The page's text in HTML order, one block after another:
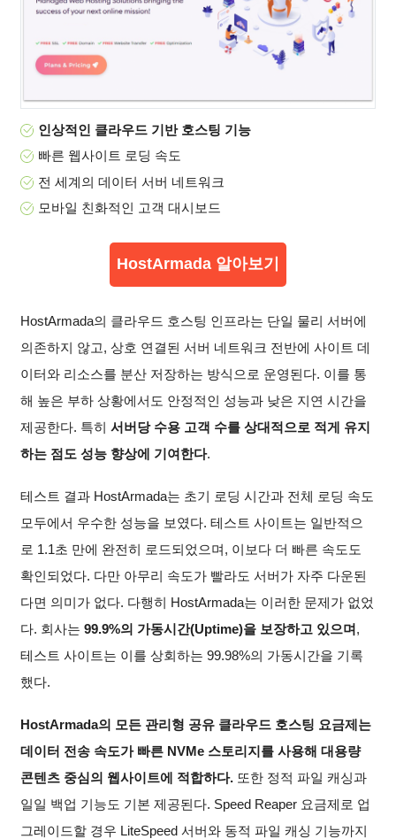
인상적인 클라우드 기반 호스팅 기능
빠른 웹사이트 로딩 속도
전 세계의 데이터 서버 네트워크
모바일 친화적인 고객 대시보드
HostArmada 알아보기
HostArmada의 클라우드 호스팅 인프라는 단일 물리 서버에
의존하지 않고, 상호 연결된 서버 네트워크 전반에 사이트 데
이터와 리소스를 분산 저장하는 방식으로 운영된다. 이를 통
해 높은 부하 상황에서도 안정적인 성능과 낮은 지연 시간을
제공한다. 특히 서버당 수용 고객 수를 상대적으로 적게 유지
하는 점도 성능 향상에 기여한다.
테스트 결과 HostArmada는 초기 로딩 시간과 전체 로딩 속도
모두에서 우수한 성능을 보였다. 테스트 사이트는 일반적으
로 1.1초 만에 완전히 로드되었으며, 이보다 더 빠른 속도도
확인되었다. 다만 아무리 속도가 빨라도 서버가 자주 다운된
다면 의미가 없다. 다행히 HostArmada는 이러한 문제가 없었
다. 회사는 99.9%의 가동시간(Uptime)을 보장하고 있으며,
테스트 사이트는 이를 상회하는 99.98%의 가동시간을 기록
했다.
HostArmada의 모든 관리형 공유 클라우드 호스팅 요금제는
데이터 전송 속도가 빠른 NVMe 스토리지를 사용해 대용량
콘텐츠 중심의 웹사이트에 적합하다. 또한 정적 파일 캐싱과
일일 백업 기능도 기본 제공된다. Speed Reaper 요금제로 업
그레이드할 경우 LiteSpeed 서버와 동적 파일 캐싱 기능까지